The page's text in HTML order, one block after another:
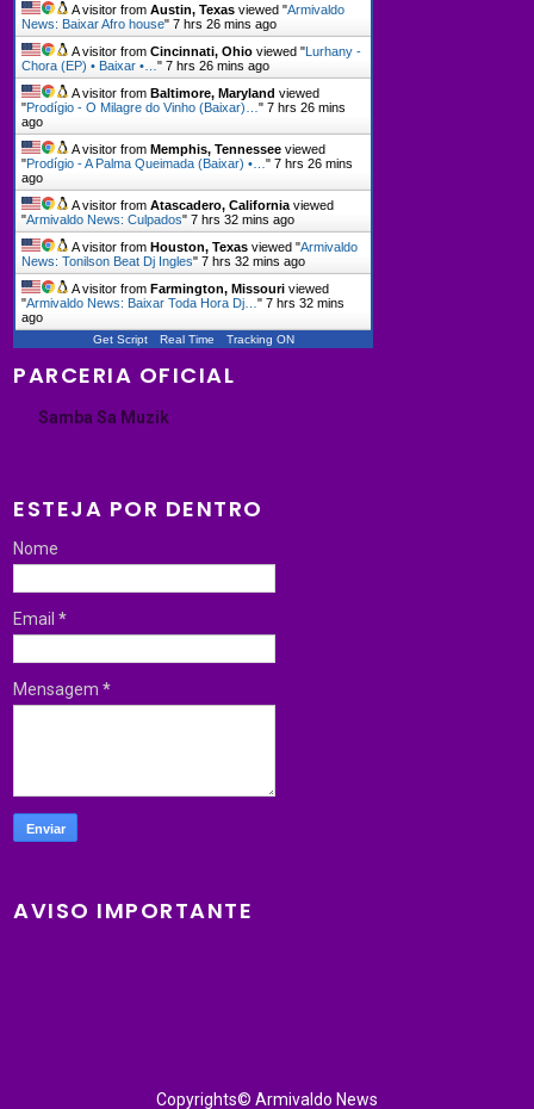
A visitor fromAustin, Texas viewed "Armivaldo
News: Baixar Afro house"7 hrs 26 mins ago
A visitor fromCincinnati, Ohio viewed "Lurhany -
Chora (EP) • Baixar •…"7 hrs 26 mins ago
A visitor fromBaltimore, Maryland viewed
"Prodígio - O Milagre do Vinho (Baixar)…"7 hrs 26 mins
ago
A visitor fromMemphis, Tennessee viewed
"Prodígio - A Palma Queimada (Baixar) •…"7 hrs 26 mins
ago
A visitor fromAtascadero, California viewed
"Armivaldo News: Culpados"7 hrs 32 mins ago
A visitor fromHouston, Texas viewed "Armivaldo
News: Tonilson Beat Dj Ingles"7 hrs 32 mins ago
A visitor fromFarmington, Missouri viewed
"Armivaldo News: Baixar Toda Hora Dj…"7 hrs 32 mins
ago
Get Script Real Time Tracking ON
PARCERIA OFICIAL
Samba Sa Muzik
ESTEJA POR DENTRO
Nome
Email*
Mensagem*
AVISO IMPORTANTE
Copyrights© Armivaldo News